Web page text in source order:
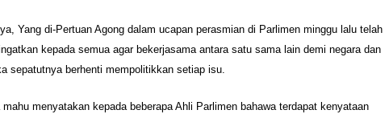
Yang di-Pertuan Agong dalam ucapan perasmian di Parlimen minggu lalu telah
kepada semua agar bekerjasama antara satu sama lain demi negara dan
sepatutnya berhenti mempolitikkan setiap isu.
mahu menyatakan kepada beberapa Ahli Parlimen bahawa terdapat kenyataan